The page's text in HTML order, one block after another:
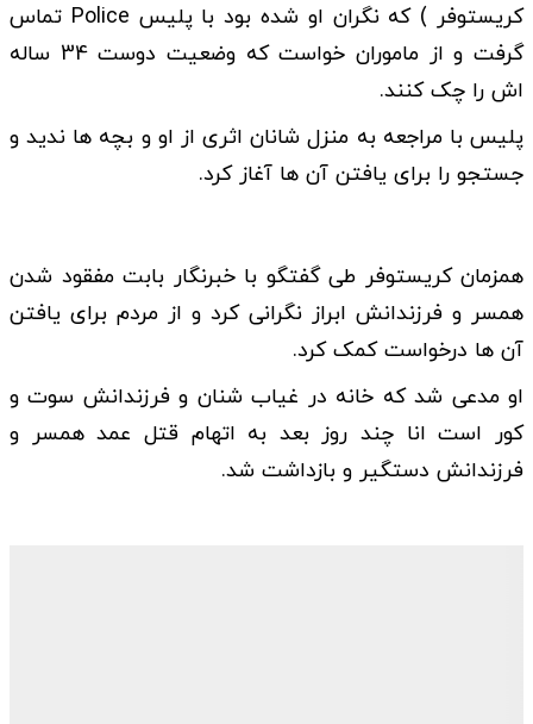
کریستوفر ) که نگران او شده بود با پلیس Police تماس
گرفت و از ماموران خواست که وضعیت دوست 34 ساله
اش را چک کنند.
پلیس با مراجعه به منزل شانان اثری از او و بچه ها ندید و
جستجو را برای یافتن آن ها آغاز کرد.
همزمان کریستوفر طی گفتگو با خبرنگار بابت مفقود شدن
همسر و فرزندانش ابراز نگرانی کرد و از مردم برای یافتن
آن ها درخواست کمک کرد.
او مدعی شد که خانه در غیاب شنان و فرزندانش سوت و
کور است انا چند روز بعد به اتهام قتل عمد همسر و
فرزندانش دستگیر و بازداشت شد.